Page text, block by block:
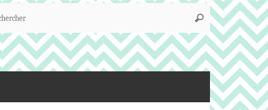
Recherche
pour
:
Rechercher